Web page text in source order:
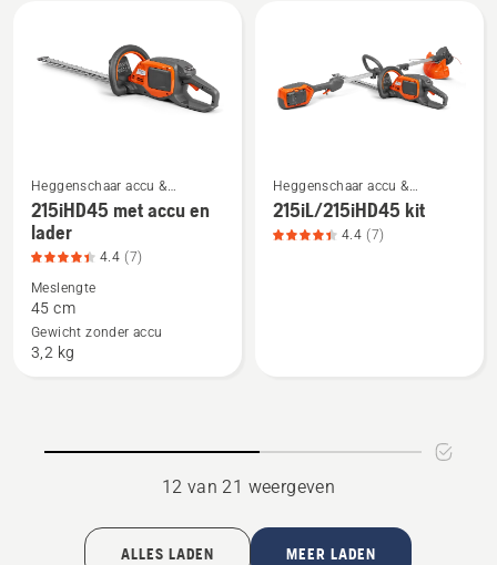
charger,
productbeoordeling
Bekijk
meer
details
over
215iHD45
met
accu
Heggenschaar accu &
elektrische heggenschaar
215iHD45 met accu en
lader
4.4 (7)
Meslengte
45 cm
Gewicht zonder accu
3,2 kg
Bekijk
meer
Heggenschaar accu &
elektrische heggenschaar
215iL/215iHD45 kit
4.4 (7)
12 van 21 weergeven
ALLES LADEN MEER LADEN